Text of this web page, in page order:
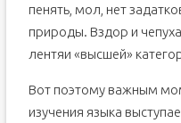
пенять, мол, нет
природы. Вздор и
лентяи «высшей»
Вот поэтому важным
изучения языка